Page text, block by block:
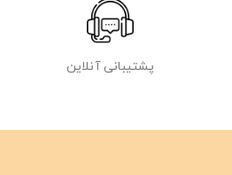
پشتیبانی آنلاین